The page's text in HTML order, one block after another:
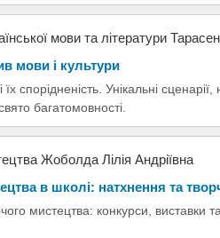
мови та літератури
мови і культури
спорідненість. Унікальні
багатомовності.
Жоболда Лілія Андріївна
в школі: натхнення та
мистецтва: конкурси, виставки